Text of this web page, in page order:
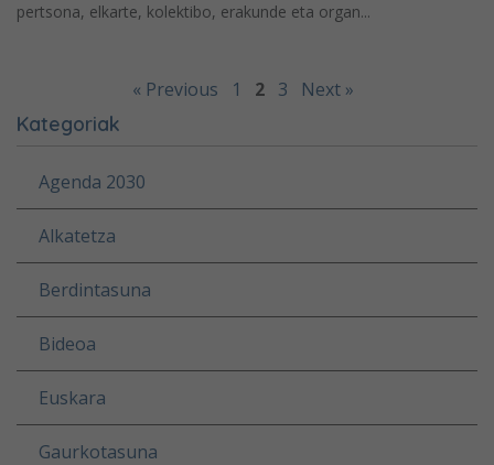
pertsona, elkarte, kolektibo, erakunde eta organ...
« Previous 1 2 3
Next »
Kategoriak
Agenda 2030
Alkatetza
Berdintasuna
Bideoa
Euskara
Gaurkotasuna